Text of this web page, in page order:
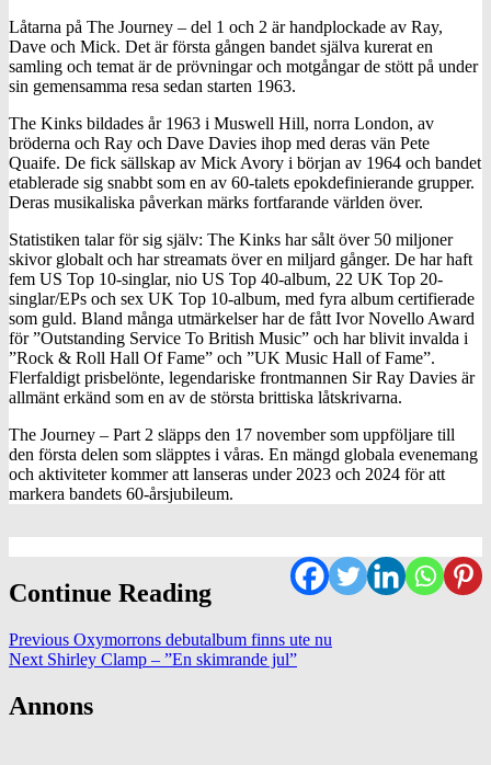
Låtarna på The Journey – del 1 och 2 är handplockade av Ray,
Dave och Mick. Det är första gången bandet själva kurerat en
samling och temat är de prövningar och motgångar de stött på under
sin gemensamma resa sedan starten 1963.
The Kinks bildades år 1963 i Muswell Hill, norra London, av
bröderna och Ray och Dave Davies ihop med deras vän Pete
Quaife. De fick sällskap av Mick Avory i början av 1964 och bandet
etablerade sig snabbt som en av 60-talets epokdefinierande grupper.
Deras musikaliska påverkan märks fortfarande världen över.
Statistiken talar för sig själv: The Kinks har sålt över 50 miljoner
skivor globalt och har streamats över en miljard gånger. De har haft
fem US Top 10-singlar, nio US Top 40-album, 22 UK Top 20-
singlar/EPs och sex UK Top 10-album, med fyra album certifierade
som guld. Bland många utmärkelser har de fått Ivor Novello Award
för ”Outstanding Service To British Music” och har blivit invalda i
”Rock & Roll Hall Of Fame” och ”UK Music Hall of Fame”.
Flerfaldigt prisbelönte, legendariske frontmannen Sir Ray Davies är
allmänt erkänd som en av de största brittiska låtskrivarna.
The Journey – Part 2 släpps den 17 november som uppföljare till
den första delen som släpptes i våras. En mängd globala evenemang
och aktiviteter kommer att lanseras under 2023 och 2024 för att
markera bandets 60-årsjubileum.
Continue Reading
Previous Oxymorrons debutalbum finns ute nu
Next Shirley Clamp – ”En skimrande jul”
Annons